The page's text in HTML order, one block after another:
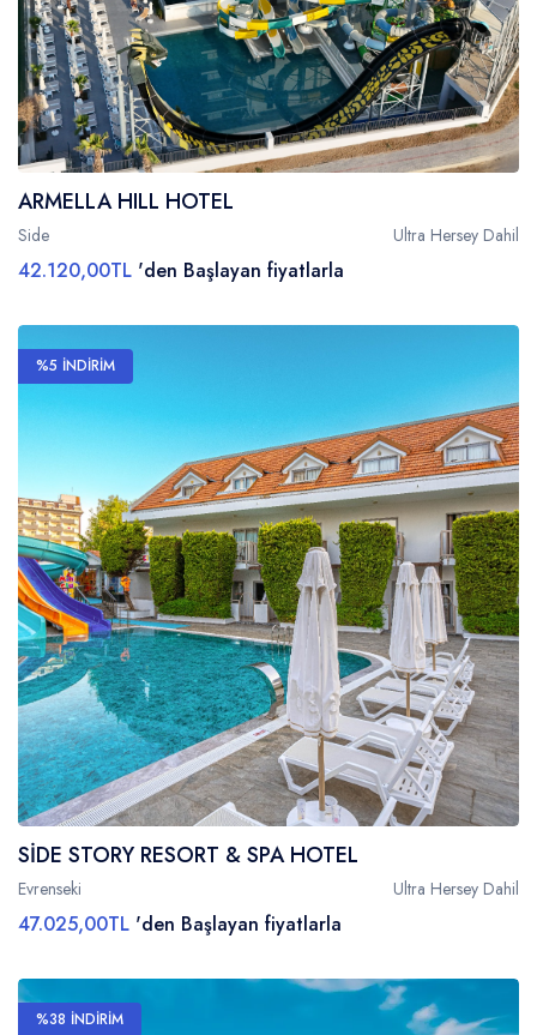
ARMELLA HILL HOTEL
Side Ultra Hersey Dahil
42.120,00TL 'den Başlayan fiyatlarla
%5 İNDİRİM
SİDE STORY RESORT & SPA HOTEL
Evrenseki Ultra Hersey Dahil
47.025,00TL 'den Başlayan fiyatlarla
%38 İNDİRİM